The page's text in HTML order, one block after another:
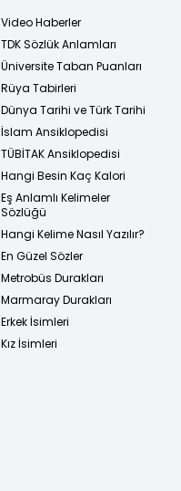
Video Haberler
TDK Sözlük Anlamları
Üniversite Taban Puanları
Rüya Tabirleri
Dünya Tarihi ve Türk Tarihi
İslam Ansiklopedisi
TÜBİTAK Ansiklopedisi
Hangi Besin Kaç Kalori
Eş Anlamlı Kelimeler
Sözlüğü
Hangi Kelime Nasıl Yazılır?
En Güzel Sözler
Metrobüs Durakları
Marmaray Durakları
Erkek İsimleri
Kız İsimleri